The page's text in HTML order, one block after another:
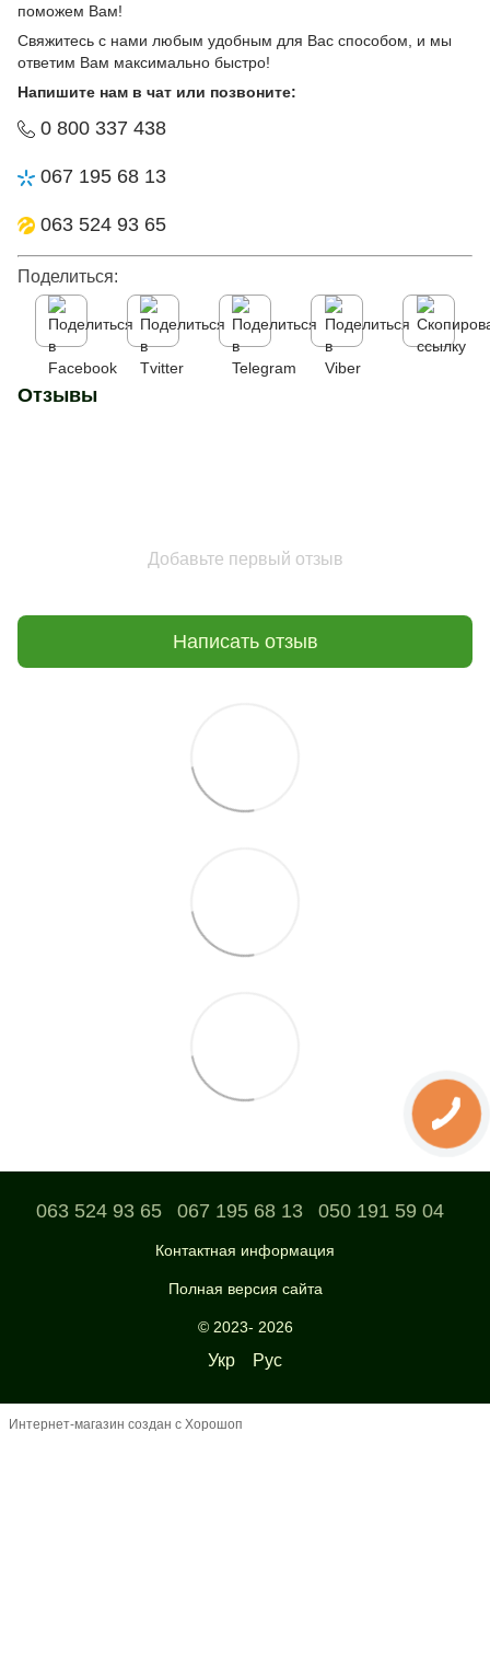
поможем Вам!
Свяжитесь с нами любым удобным для Вас способом, и мы
ответим Вам максимально быстро!
Напишите нам в чат или позвоните:
0 800 337 438
067 195 68 13
063 524 93 65
Поделиться:
Отзывы
Добавьте первый отзыв
Написать отзыв
063 524 93 65 067 195 68 13 050 191 59 04
Контактная информация
Полная версия сайта
© 2023- 2026
Укр Рус
Интернет-магазин создан с Хорошоп